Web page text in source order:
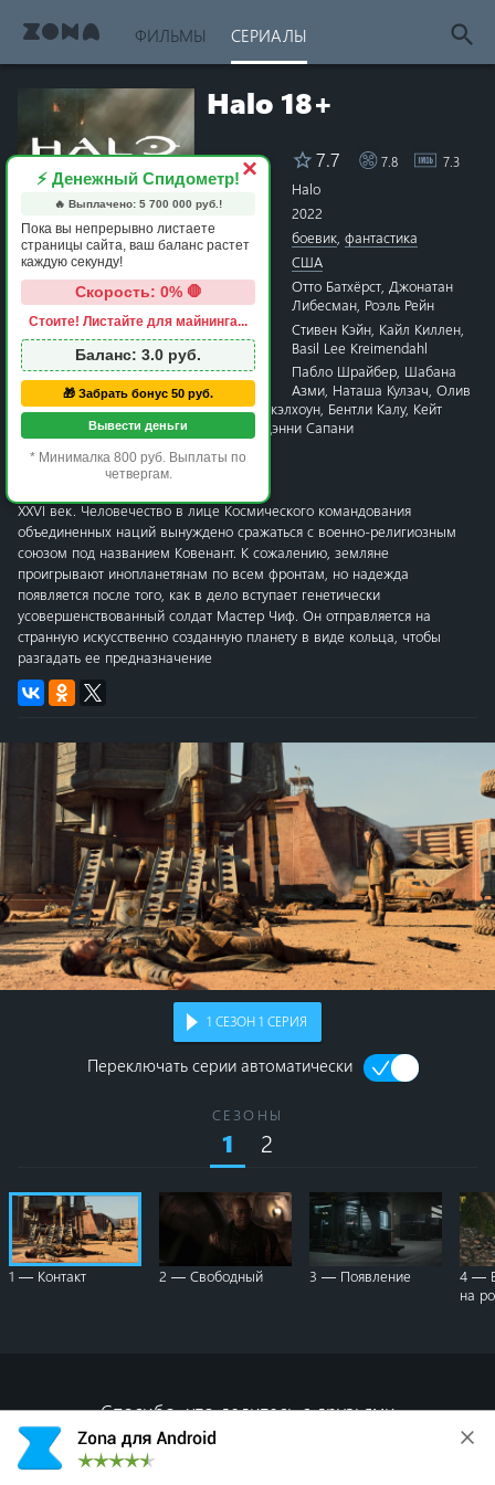
ФИЛЬМЫ СЕРИАЛЫ
10 stars
9 stars
8 stars
7 stars
6 stars
5 stars
4 stars
3 stars
2 stars
1 star
Halo 18+
Рейтинг 7.7 7.8 7.3
Название
Halo
Год
2022
Жанры
боевик фантастика
США
Режиссёр
Отто Батхёрст Джонатан
Либесман Роэль Рейн
Сценарий
Стивен Кэйн Кайл Киллен
Basil Lee Kreimendahl
Актёры
Пабло Шрайбер Шабана
Азми Наташа Кулзач Олив
Грэй,Ерин Ха,Наташа Макэлхоун Бентли Калу, Кейт
Кеннеди,Чарли Мерфи
Дэнни Сапани
Время
1 час 00 минут
14 марта 2022 в мире
XXVI век. Человечество в лице Космического командования
объединенных наций вынуждено сражаться с военно-религиозным
союзом под названием Ковенант. К сожалению, земляне
проигрывают инопланетянам по всем фронтам, но надежда
появляется после того, как в дело вступает генетически
усовершенствованный солдат Мастер Чиф. Он отправляется на
странную искусственно созданную планету в виде кольца, чтобы
разгадать ее предназначение
1 СЕЗОН1 СЕРИЯ
Переключать серии автоматически
СЕЗОНЫ
1 2
1 — Контакт 2 — Свободный 3 — Появление
4 —
на
Спасибо, что делитесь с друзьями
×
⚡ Денежный Спидометр!
🔥 Выплачено: 5 700 000 руб.!
Пока вы непрерывно листаете
страницы сайта, ваш баланс растет
каждую секунду!
Скорость: 0% 🛑
Стоите! Листайте для майнинга...
Баланс: 3.0 руб.
🎁 Забрать бонус 50 руб.
Вывести деньги
* Минималка 800 руб. Выплаты по
четвергам.